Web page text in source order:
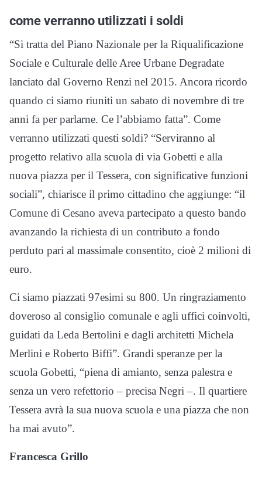
come verranno utilizzati i soldi
“Si tratta del Piano Nazionale per la Riqualificazione
Sociale e Culturale delle Aree Urbane Degradate
lanciato dal Governo Renzi nel 2015. Ancora ricordo
quando ci siamo riuniti un sabato di novembre di tre
anni fa per parlarne. Ce l’abbiamo fatta”. Come
verranno utilizzati questi soldi? “Serviranno al
progetto relativo alla scuola di via Gobetti e alla
nuova piazza per il Tessera, con significative funzioni
sociali”, chiarisce il primo cittadino che aggiunge: “il
Comune di Cesano aveva partecipato a questo bando
avanzando la richiesta di un contributo a fondo
perduto pari al massimale consentito, cioè 2 milioni di
euro.
Ci siamo piazzati 97esimi su 800. Un ringraziamento
doveroso al consiglio comunale e agli uffici coinvolti,
guidati da Leda Bertolini e dagli architetti Michela
Merlini e Roberto Biffi”. Grandi speranze per la
scuola Gobetti, “piena di amianto, senza palestra e
senza un vero refettorio – precisa Negri –. Il quartiere
Tessera avrà la sua nuova scuola e una piazza che non
ha mai avuto”.
Francesca Grillo